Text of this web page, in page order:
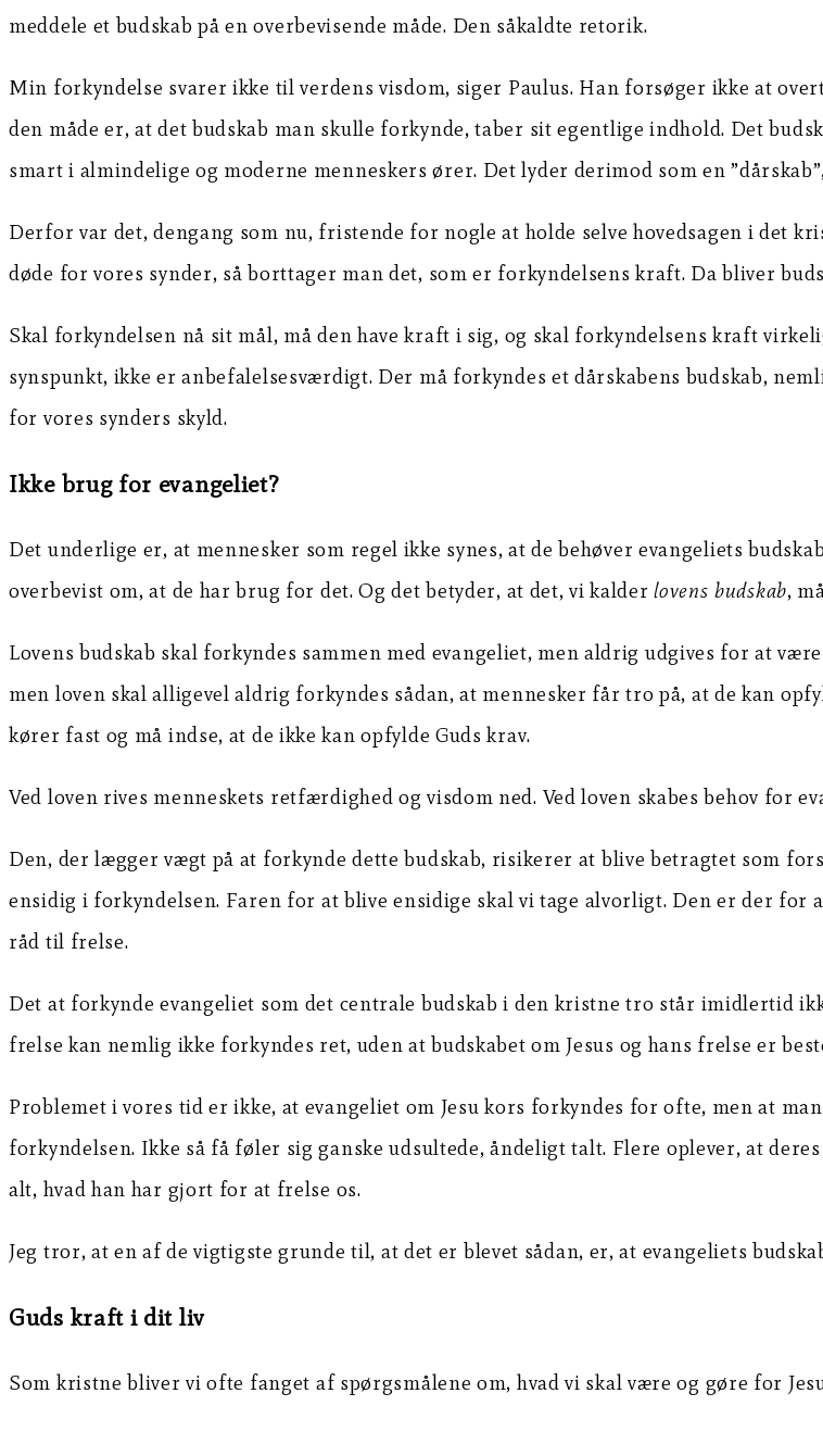
meddele et budskab på en overbevisende måde. Den såkaldte retorik.
Min forkyndelse svarer ikke til verdens visdom, siger Paulus. Han forsøger ikke at
den måde er, at det budskab man skulle forkynde, taber sit egentlige indhold. Det
smart i almindelige og moderne menneskers ører. Det lyder derimod som en
Derfor var det, dengang som nu, fristende for nogle at holde selve hovedsagen i det
døde for vores synder, så borttager man det, som er forkyndelsens kraft. Da bliver
Skal forkyndelsen nå sit mål, må den have kraft i sig, og skal forkyndelsens kraft
synspunkt, ikke er anbefalelsesværdigt. Der må forkyndes et dårskabens budskab,
for vores synders skyld.
Ikke brug for evangeliet?
Det underlige er, at mennesker som regel ikke synes, at de behøver evangeliets
overbevist om, at de har brug for det. Og det betyder, at det, vi kalderlovens budskab,
Lovens budskab skal forkyndes sammen med evangeliet, men aldrig udgives for at
men loven skal alligevel aldrig forkyndes sådan, at mennesker får tro på, at de kan
kører fast og må indse, at de ikke kan opfylde Guds krav.
Ved loven rives menneskets retfærdighed og visdom ned. Ved loven skabes behov for
Den, der lægger vægt på at forkynde dette budskab, risikerer at blive betragtet som
ensidig i forkyndelsen. Faren for at blive ensidige skal vi tage alvorligt. Den er der for
råd til frelse.
Det at forkynde evangeliet som det centrale budskab i den kristne tro står imidlertid
frelse kan nemlig ikke forkyndes ret, uden at budskabet om Jesus og hans frelse er
Problemet i vores tid er ikke, at evangeliet om Jesu kors forkyndes for ofte, men at
forkyndelsen. Ikke så få føler sig ganske udsultede, åndeligt talt. Flere oplever, at
alt, hvad han har gjort for at frelse os.
Jeg tror, at en af de vigtigste grunde til, at det er blevet sådan, er, at evangeliets
Guds kraft i dit liv
Som kristne bliver vi ofte fanget af spørgsmålene om, hvad vi skal være og gøre for